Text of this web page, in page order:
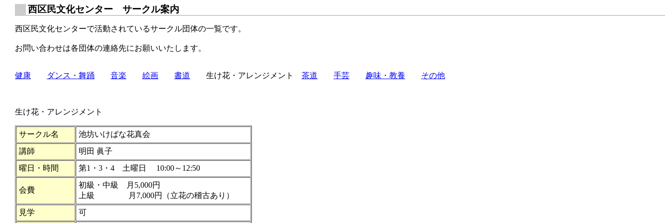
西区民文化センター サークル案内
西区民文化センターで活動されているサークル団体の一覧です。
お問い合わせは各団体の連絡先にお願いいたします。
健康 ダンス・舞踊 音楽 絵画 書道 生け花・アレンジメント 茶道 手芸 趣味・教養 その他
生け花・アレンジメント
サークル名
池坊いけばな花真会
講師
明田 眞子
曜日・時間
第1・3・4 土曜日 10:00～12:50
会費
初級・中級 月5,000円
上級 月7,000円（立花の稽古あり）
見学
可